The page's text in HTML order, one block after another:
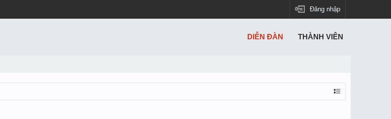
Đăng nhập
DIỄN ĐÀN THÀNH VIÊN